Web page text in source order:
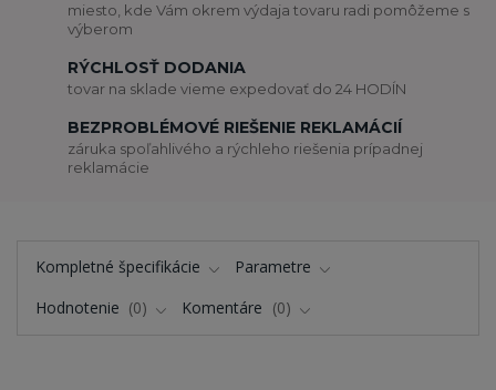
miesto, kde Vám okrem výdaja tovaru radi pomôžeme s
výberom
RÝCHLOSŤ DODANIA
tovar na sklade vieme expedovať do 24 HODÍN
BEZPROBLÉMOVÉ RIEŠENIE REKLAMÁCIÍ
záruka spoľahlivého a rýchleho riešenia prípadnej
reklamácie
Kompletné špecifikácie
Parametre
Hodnotenie
0 Komentáre 0